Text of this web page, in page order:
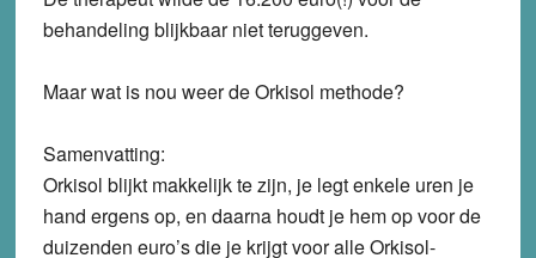
behandeling blijkbaar niet teruggeven.
Maar wat is nou weer de Orkisol methode?
Samenvatting:
Orkisol blijkt makkelijk te zijn, je legt enkele uren je
hand ergens op, en daarna houdt je hem op voor de
duizenden euro’s die je krijgt voor alle Orkisol-